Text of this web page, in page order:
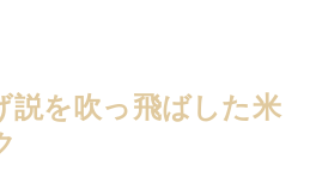
説を吹っ飛ばした米